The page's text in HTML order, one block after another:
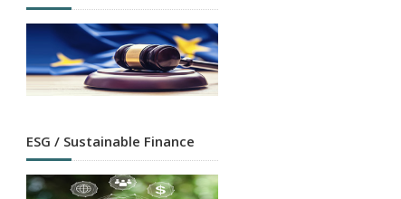
ESG / Sustainable Finance